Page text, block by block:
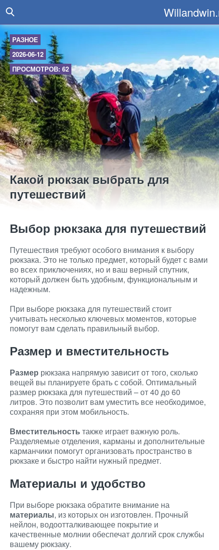
РАЗНОЕ
2026-06-12
ПРОСМОТРОВ: 62
Какой рюкзак выбрать для
путешествий
Выбор рюкзака для путешествий
Путешествия требуют особого внимания к выбору
рюкзака. Это не только предмет, который будет с вами
во всех приключениях, но и ваш верный спутник,
который должен быть удобным, функциональным и
надежным.
При выборе рюкзака для путешествий стоит
учитывать несколько ключевых моментов, которые
помогут вам сделать правильный выбор.
Размер и вместительность
Размер рюкзака напрямую зависит от того, сколько
вещей вы планируете брать с собой. Оптимальный
размер рюкзака для путешествий – от 40 до 60
литров. Это позволит вам уместить все необходимое,
сохраняя при этом мобильность.
Вместительность также играет важную роль.
Разделяемые отделения, карманы и дополнительные
карманчики помогут организовать пространство в
рюкзаке и быстро найти нужный предмет.
Материалы и удобство
При выборе рюкзака обратите внимание на
материалы, из которых он изготовлен. Прочный
нейлон, водоотталкивающее покрытие и
качественные молнии обеспечат долгий срок службы
вашему рюкзаку.